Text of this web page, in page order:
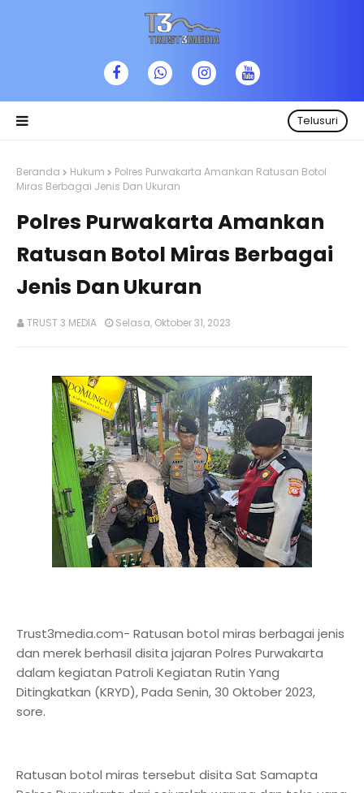
Telusuri
Beranda Hukum
Polres Purwakarta Amankan Ratusan Botol
Miras Berbagai Jenis Dan Ukuran
Polres Purwakarta Amankan
Ratusan Botol Miras Berbagai
Jenis Dan Ukuran
TRUST 3 MEDIA Selasa, Oktober 31, 2023
Trust3media.com- Ratusan botol miras berbagai jenis
dan merek berhasil disita jajaran Polres Purwakarta
dalam kegiatan Patroli Kegiatan Rutin Yang
Ditingkatkan (KRYD), Pada Senin, 30 Oktober 2023,
sore.
Ratusan botol miras tersebut disita Sat Samapta